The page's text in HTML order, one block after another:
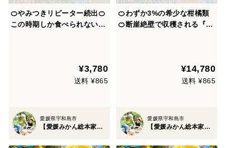
🍊やみつきリピーター続出🍊
この時期しか食べられない国
ャンペーン約1kg【家庭用・
贈り物】【2027年4月下旬予
¥3,780
送料 ¥865
愛媛県宇和島市
【愛媛みかん総本家】山内ファーム崖上の宇和島ブランド
🍊わずか3%の希少な柑橘類
🍊断崖絶壁で収穫される『幻
場に出回らない贈答用約1.5k
g】【5月上旬予約】
¥14,780
送料 ¥865
愛媛県宇和島市
【愛媛みかん総本家】山内ファーム崖上の宇和島ブランド